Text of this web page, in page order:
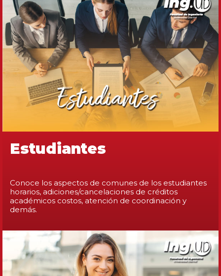
Estudiantes
Conoce los aspectos de comunes de los estudiantes
horarios, adiciones/cancelaciones de créditos
académicos costos, atención de coordinación y
demás.